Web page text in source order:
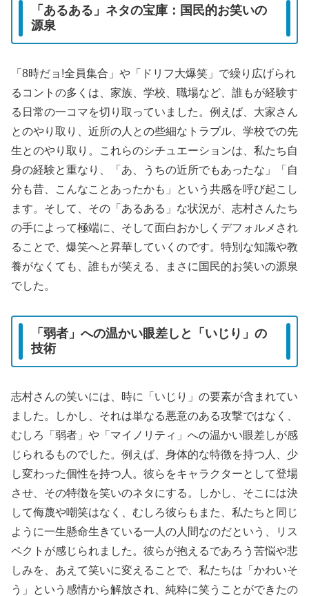
「あるある」ネタの宝庫：国民的お笑いの
源泉
「8時だョ!全員集合」や「ドリフ大爆笑」で繰り広げられ
るコントの多くは、家族、学校、職場など、誰もが経験す
る日常の一コマを切り取っていました。例えば、大家さん
とのやり取り、近所の人との些細なトラブル、学校での先
生とのやり取り。これらのシチュエーションは、私たち自
身の経験と重なり、「あ、うちの近所でもあったな」「自
分も昔、こんなことあったかも」という共感を呼び起こし
ます。そして、その「あるある」な状況が、志村さんたち
の手によって極端に、そして面白おかしくデフォルメされ
ることで、爆笑へと昇華していくのです。特別な知識や教
養がなくても、誰もが笑える、まさに国民的お笑いの源泉
でした。
「弱者」への温かい眼差しと「いじり」の
技術
志村さんの笑いには、時に「いじり」の要素が含まれてい
ました。しかし、それは単なる悪意のある攻撃ではなく、
むしろ「弱者」や「マイノリティ」への温かい眼差しが感
じられるものでした。例えば、身体的な特徴を持つ人、少
し変わった個性を持つ人。彼らをキャラクターとして登場
させ、その特徴を笑いのネタにする。しかし、そこには決
して侮蔑や嘲笑はなく、むしろ彼らもまた、私たちと同じ
ように一生懸命生きている一人の人間なのだという、リス
ペクトが感じられました。彼らが抱えるであろう苦悩や悲
しみを、あえて笑いに変えることで、私たちは「かわいそ
う」という感情から解放され、純粋に笑うことができたの